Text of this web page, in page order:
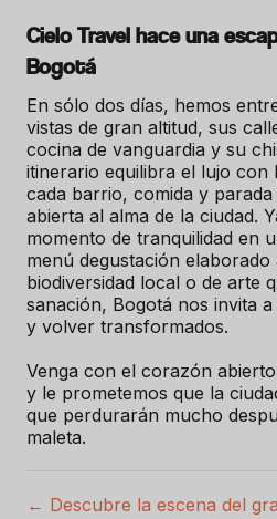
Cielo Travel hace una
Bogotá
En sólo dos días, hemos
vistas de gran altitud, sus
cocina de vanguardia y su
itinerario equilibra el lujo con
cada barrio, comida y
abierta al alma de la ciudad.
momento de tranquilidad en
menú degustación elaborado
biodiversidad local o de arte
sanación, Bogotá nos invita
y volver transformados.
Venga con el corazón
y le prometemos que la
que perdurarán mucho
maleta.
← Descubre la escena del